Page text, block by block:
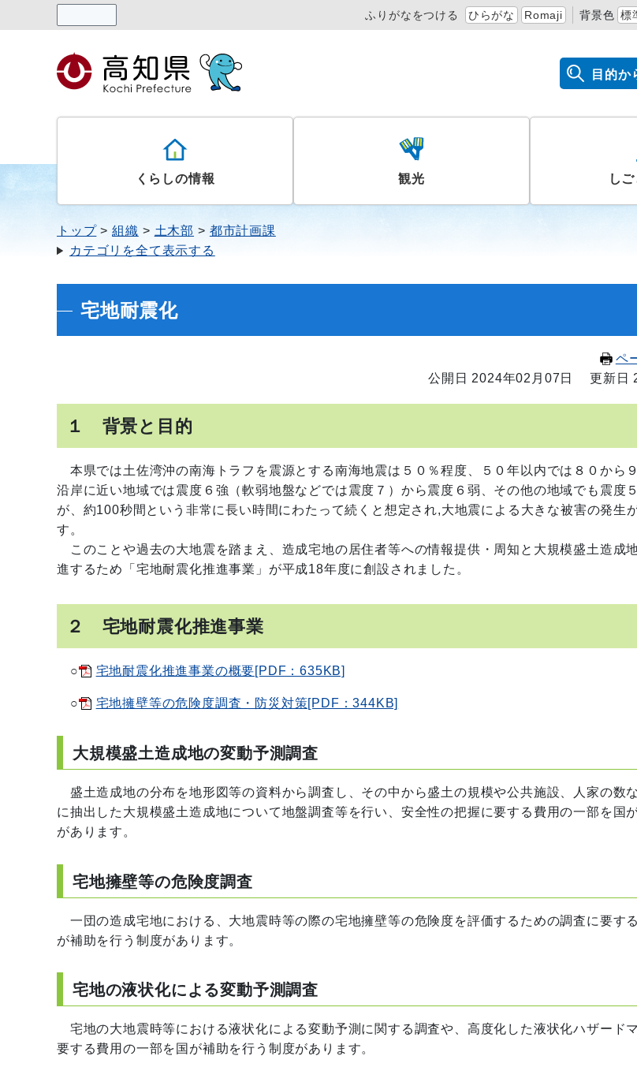
ふりがなをつける ひらがな Romaji 背景色 標
目的か
くらしの情報 観光 し
トップ 組織 土木部
都市計画課
カテゴリを全て表示する
宅地耐震化
ペ
公開日 2024年02月07日
更新日
１ 背景と目的
本県では土佐湾沖の南海トラフを震源とする南海地震は５０％程度、５０年以内では８０から
沿岸に近い地域では震度６強（軟弱地盤などでは震度７）から震度６弱、その他の地域でも震度
が、約100秒間という非常に長い時間にわたって続くと想定され,大地震による大きな被害の発生
す。
このことや過去の大地震を踏まえ、造成宅地の居住者等への情報提供・周知と大規模盛土造成
進するため「宅地耐震化推進事業」が平成18年度に創設されました。
２ 宅地耐震化推進事業
○ 宅地耐震化推進事業の概要[PDF：635KB]
○ 宅地擁壁等の危険度調査・防災対策[PDF：344KB]
大規模盛土造成地の変動予測調査
盛土造成地の分布を地形図等の資料から調査し、その中から盛土の規模や公共施設、人家の数
に抽出した大規模盛土造成地について地盤調査等を行い、安全性の把握に要する費用の一部を国
があります。
宅地擁壁等の危険度調査
一団の造成宅地における、大地震時等の際の宅地擁壁等の危険度を評価するための調査に要す
が補助を行う制度があります。
宅地の液状化による変動予測調査
宅地の大地震時等における液状化による変動予測に関する調査や、高度化した液状化ハザード
要する費用の一部を国が補助を行う制度があります。